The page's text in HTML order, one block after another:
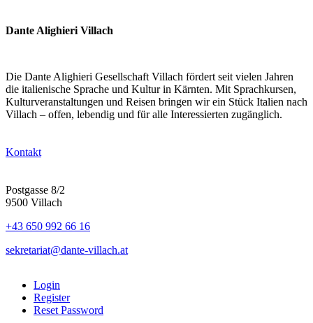
Dante Alighieri Villach
Die Dante Alighieri Gesellschaft Villach fördert seit vielen Jahren
die italienische Sprache und Kultur in Kärnten. Mit Sprachkursen,
Kulturveranstaltungen und Reisen bringen wir ein Stück Italien nach
Villach – offen, lebendig und für alle Interessierten zugänglich.
Kontakt
Postgasse 8/2
9500 Villach
+43 650 992 66 16
sekretariat@dante-villach.at
Login
Register
Reset Password